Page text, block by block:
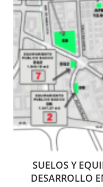
SUELOS Y
DESARROLLO